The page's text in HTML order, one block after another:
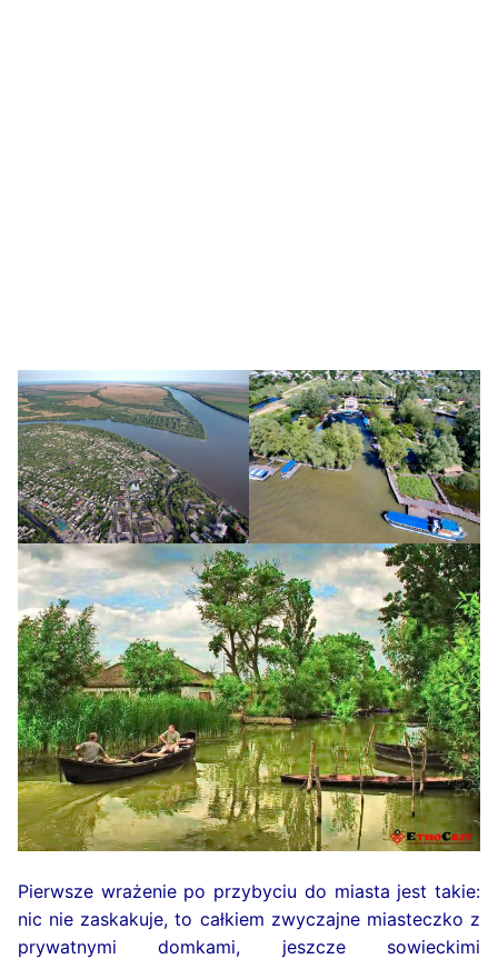
Pierwsze wrażenie po przybyciu do miasta jest takie:
nic nie zaskakuje, to całkiem zwyczajne miasteczko z
prywatnymi domkami, jeszcze sowieckimi